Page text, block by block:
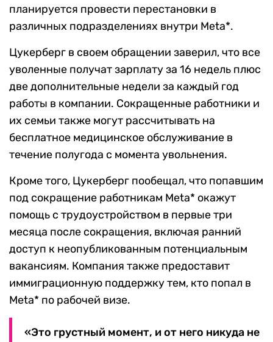
планируется провести перестановки в
различных подразделениях внутри Meta*.
Цукерберг в своем обращении заверил, что все
уволенные получат зарплату за 16 недель плюс
две дополнительные недели за каждый год
работы в компании. Сокращенные работники и
их семьи также могут рассчитывать на
бесплатное медицинское обслуживание в
течение полугода с момента увольнения.
Кроме того, Цукерберг пообещал, что попавшим
под сокращение работникам Meta* окажут
помощь с трудоустройством в первые три
месяца после сокращения, включая ранний
доступ к неопубликованным потенциальным
вакансиям. Компания также предоставит
иммиграционную поддержку тем, кто попал в
Meta* по рабочей визе.
«Это грустный момент, и от него никуда не